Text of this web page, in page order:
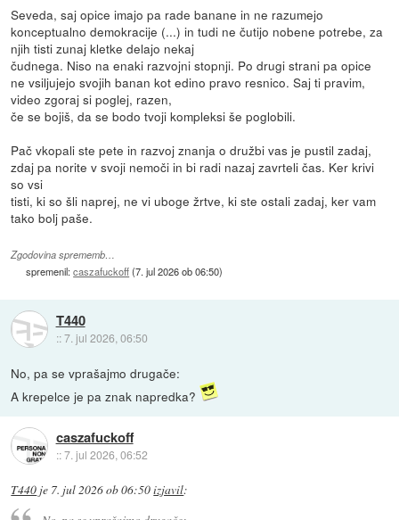
Seveda, saj opice imajo pa rade banane in ne razumejo
konceptualno demokracije (...) in tudi ne čutijo nobene potrebe, za
njih tisti zunaj kletke delajo nekaj
čudnega. Niso na enaki razvojni stopnji. Po drugi strani pa opice
ne vsiljujejo svojih banan kot edino pravo resnico. Saj ti pravim,
video zgoraj si poglej, razen,
če se bojiš, da se bodo tvoji kompleksi še poglobili.
Pač vkopali ste pete in razvoj znanja o družbi vas je pustil zadaj,
zdaj pa norite v svoji nemoči in bi radi nazaj zavrteli čas. Ker krivi
so vsi
tisti, ki so šli naprej, ne vi uboge žrtve, ki ste ostali zadaj, ker vam
tako bolj paše.
Zgodovina sprememb…
spremenil:caszafuckoff(7. jul 2026 ob 06:50)
T440
::7. jul 2026, 06:50
No, pa se vprašajmo drugače:
A krepelce je pa znak napredka?
caszafuckoff
::7. jul 2026, 06:52
T440 je 7. jul 2026 ob 06:50izjavil: